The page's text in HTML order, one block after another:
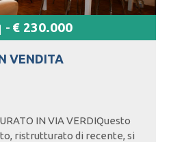
- € 230.000
VENDITA
IN VIA VERDIQuesto
ristrutturato di recente, si